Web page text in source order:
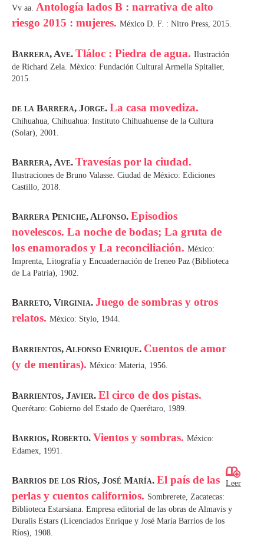
Vv aa. Antología lados B : narrativa de alto
riesgo 2015 : mujeres. México D. F. : Nitro Press, 2015.
Barrera, Ave. Tláloc : Piedra de agua. Ilustración
de Richard Zela. Mèxico: Fundación Cultural Armella Spitalier,
2015.
de la Barrera, Jorge. La casa movediza.
Chihuahua, Chihuahua: Instituto Chihuahuense de la Cultura
(Solar), 2001.
Barrera, Ave. Travesías por la ciudad.
Ilustraciones de Bruno Valasse. Ciudad de México: Ediciones
Castillo, 2018.
Barrera Peniche, Alfonso. Episodios
novelescos. La noche de bodas; La gruta de
los enamorados y La reconciliación. México:
Imprenta, Litografía y Encuadernación de Ireneo Paz (Biblioteca
de La Patria), 1902.
Barreto, Virginia. Juego de sombras y otros
relatos. México: Stylo, 1944.
Barrientos, Alfonso Enrique. Cuentos de amor
(y de mentiras). México: Materia, 1956.
Barrientos, Javier. El circo de dos pistas.
Querétaro: Gobierno del Estado de Querétaro, 1989.
Barrios, Roberto. Vientos y sombras. México:
Edamex, 1991.
Barrios de los Ríos, José María. El país de las
perlas y cuentos californios. Sombrerete, Zacatecas:
Biblioteca Estarsiana. Empresa editorial de las obras de Almavis y
Duralis Estars (Licenciados Enrique y José María Barrios de los
Ríos), 1908.
Leer